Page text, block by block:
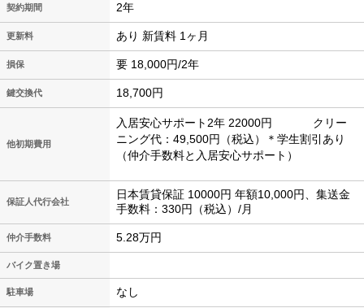
契約期間 2年
更新料 あり 新賃料 1ヶ月
損保 要 18,000円/2年
鍵交換代 18,700円
他初期費用
入居安心サポート2年 22000円 クリー
ニング代：49,500円（税込）＊学生割引あり
（仲介手数料と入居安心サポート）
保証人代行会社
日本賃貸保証 10000円 年額10,000円、集送金
手数料：330円（税込）/月
仲介手数料 5.28万円
バイク置き場
駐車場 なし